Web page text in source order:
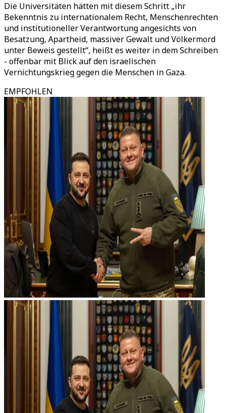
Die Universitäten hätten mit diesem Schritt „ihr
Bekenntnis zu internationalem Recht, Menschenrechten
und institutioneller Verantwortung angesichts von
Besatzung, Apartheid, massiver Gewalt und Völkermord
unter Beweis gestellt“, heißt es weiter in dem Schreiben
- offenbar mit Blick auf den israelischen
Vernichtungskrieg gegen die Menschen in Gaza.
EMPFOHLEN